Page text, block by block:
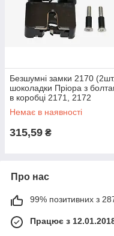
Безшумні замки 2170
шоколадки Пріора з
в коробці 2171, 2172
Немає в наявності
315,59 ₴
Про нас
99% позитивних з
Працює з